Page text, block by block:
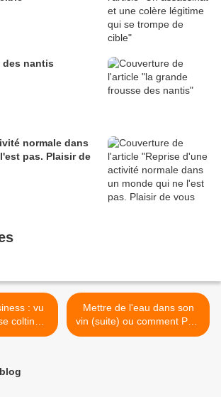
des nantis
normale dans
pas. Plaisir de
coltinent
Mettre de l'eau dans son
vin (suite) ou comment PSA
acquiesce. >